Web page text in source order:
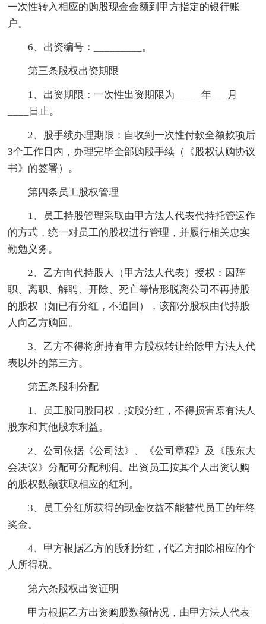
一次性转入相应的购股现金金额到甲方指定的银行账
户。
6、出资编号：_________。
第三条股权出资期限
1、出资期限：一次性出资期限为_____年___月
____日止。
2、股手续办理期限：自收到一次性付款全额款项后
3个工作日内，办理完毕全部购股手续（《股权认购协议
书》的签署）。
第四条员工股权管理
1、员工持股管理采取由甲方法人代表代持托管运作
的方式，统一对员工的股权进行管理，并履行相关忠实
勤勉义务。
2、乙方向代持股人（甲方法人代表）授权：因辞
职、离职、解聘、开除、死亡等情形脱离公司不再持股
的股权（如已有分红，不追回），该部分股权由代持股
人向乙方购回。
3、乙方不得将所持有甲方股权转让给除甲方法人代
表以外的第三方。
第五条股利分配
1、员工股同股同权，按股分红，不得损害原有法人
股东和其他股东利益。
2、公司依据《公司法》、《公司章程》及《股东大
会决议》分配可分配利润。出资员工按其个人出资认购
的股权数额获取相应的红利。
3、员工分红所获得的现金收益不能替代员工的年终
奖金。
4、甲方根据乙方的股利分红，代乙方扣除相应的个
人所得税。
第六条股权出资证明
甲方根据乙方出资购股数额情况，由甲方法人代表